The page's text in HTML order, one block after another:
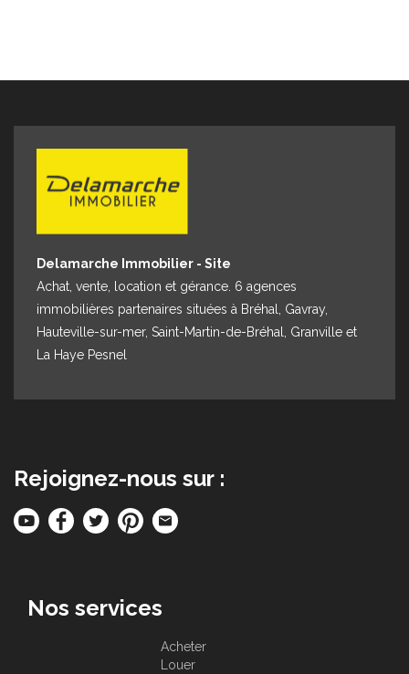
Delamarche Immobilier - Site
Achat, vente, location et gérance. 6 agences
immobilières partenaires situées à Bréhal, Gavray,
Hauteville-sur-mer, Saint-Martin-de-Bréhal, Granville et
La Haye Pesnel
Rejoignez-nous sur :
Nos services
Acheter
Louer